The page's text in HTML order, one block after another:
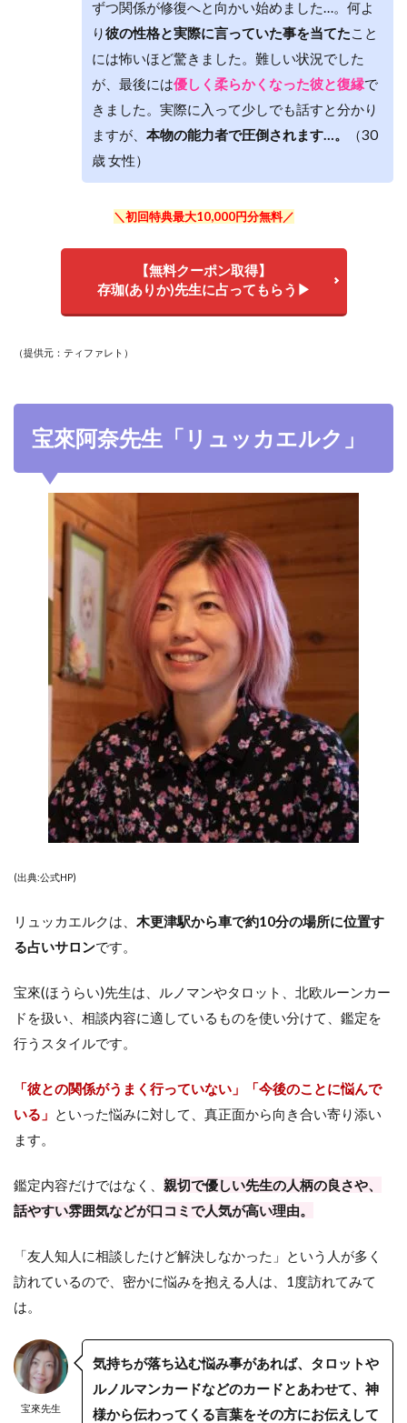
ずつ関係が修復へと向かい始めました…。何よ
り彼の性格と実際に言っていた事を当てたこと
には怖いほど驚きました。難しい状況でした
が、最後には優しく柔らかくなった彼と復縁で
きました。実際に入って少しでも話すと分かり
ますが、 本物の能力者で圧倒されます…。
（30
歳 女性）
＼初回特典最大10,000円分無料／
【無料クーポン取得】
存珈(ありか)先生に占ってもらう▶
（提供元：ティファレト）
宝來阿奈先生「 リュッカエルク」
(出典:公式HP)
リュッカエルクは、 木更津駅から車で約10分の場所に位置す
る占いサロンです。
宝來(ほうらい)先生は、ルノマンやタロット、北欧ルーンカー
ドを扱い、相談内容に適しているものを使い分けて、鑑定を
行うスタイルです。
「彼との関係がうまく行っていない」「今後のことに悩んで
いる」 といった悩みに対して、真正面から向き合い寄り添い
ます。
鑑定内容だけではなく、 親切で優しい先生の人柄の良さや、
話やすい雰囲気などが口コミで人気が高い理由。
「友人知人に相談したけど解決しなかった」という人が多く
訪れているので、密かに悩みを抱える人は、1度訪れてみて
は。
宝來先生
気持ちが落ち込む悩み事があれば、タロットや
ルノルマンカードなどのカードとあわせて、神
様から伝わってくる言葉をその方にお伝えして